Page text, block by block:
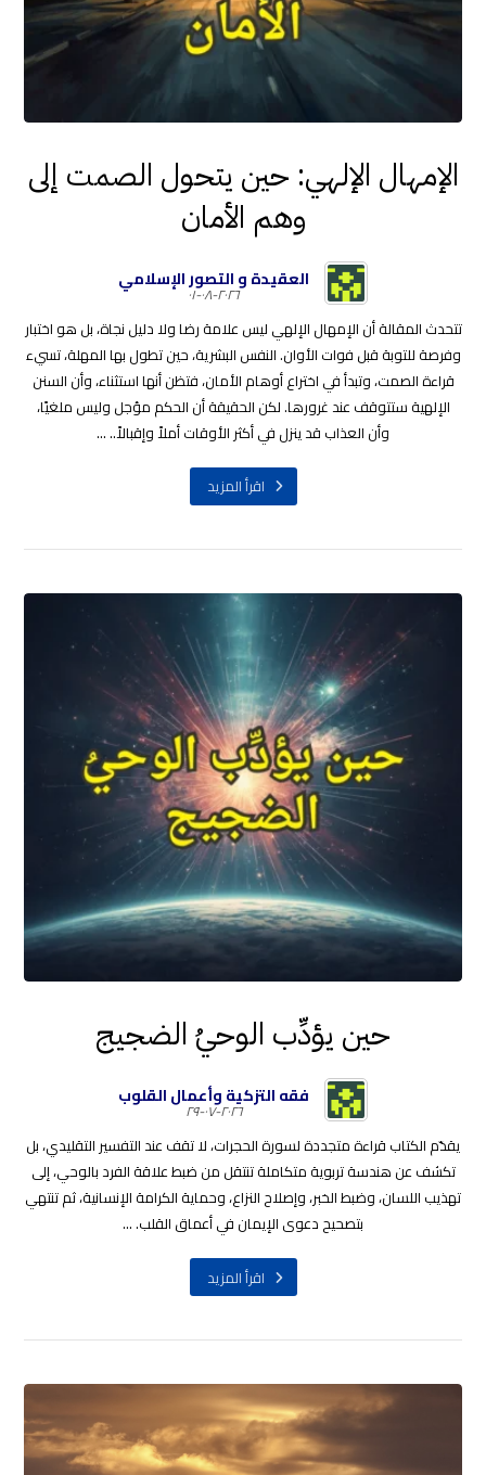
الإمهال الإلهي: حين يتحول الصمت إلى
وهم الأمان
العقيدة و التصور الإسلامي
٢٠٢٦-٠٨-٠١
تتحدث المقالة أن الإمهال الإلهي ليس علامة رضا ولا دليل نجاة، بل هو اختبار
وفرصة للتوبة قبل فوات الأوان. النفس البشرية، حين تطول بها المهلة، تسيء
قراءة الصمت، وتبدأ في اختراع أوهام الأمان، فتظن أنها استثناء، وأن السنن
الإلهية ستتوقف عند غرورها. لكن الحقيقة أن الحكم مؤجل وليس ملغيًا،
وأن العذاب قد ينزل في أكثر الأوقات أملاً وإقبالاً.. ...
اقرأ المزيد
حين يؤدِّب الوحيُ الضجيج
فقه التزكية وأعمال القلوب
٢٠٢٦-٠٧-٢٩
يقدّم الكتاب قراءة متجددة لسورة الحجرات، لا تقف عند التفسير التقليدي، بل
تكشف عن هندسة تربوية متكاملة تنتقل من ضبط علاقة الفرد بالوحي، إلى
تهذيب اللسان، وضبط الخبر، وإصلاح النزاع، وحماية الكرامة الإنسانية، ثم تنتهي
بتصحيح دعوى الإيمان في أعماق القلب. ...
اقرأ المزيد